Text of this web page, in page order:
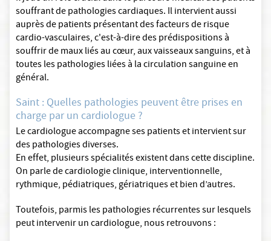
souffrant de pathologies cardiaques. Il intervient aussi
auprès de patients présentant des facteurs de risque
cardio-vasculaires, c'est-à-dire des prédispositions à
souffrir de maux liés au cœur, aux vaisseaux sanguins, et à
toutes les pathologies liées à la circulation sanguine en
général.
Saint : Quelles pathologies peuvent être prises en
charge par un cardiologue ?
Le cardiologue accompagne ses patients et intervient sur
des pathologies diverses.
En effet, plusieurs spécialités existent dans cette discipline.
On parle de cardiologie clinique, interventionnelle,
rythmique, pédiatriques, gériatriques et bien d’autres.
Toutefois, parmis les pathologies récurrentes sur lesquels
peut intervenir un cardiologue, nous retrouvons :